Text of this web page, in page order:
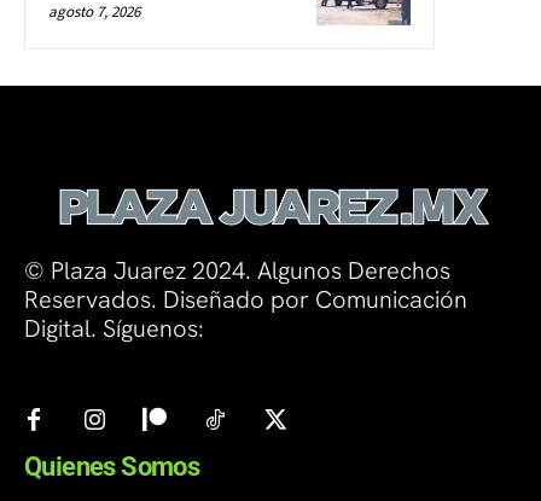
agosto 7, 2026
© Plaza Juarez 2024. Algunos Derechos
Reservados. Diseñado por Comunicación
Digital. Síguenos:
Quienes Somos